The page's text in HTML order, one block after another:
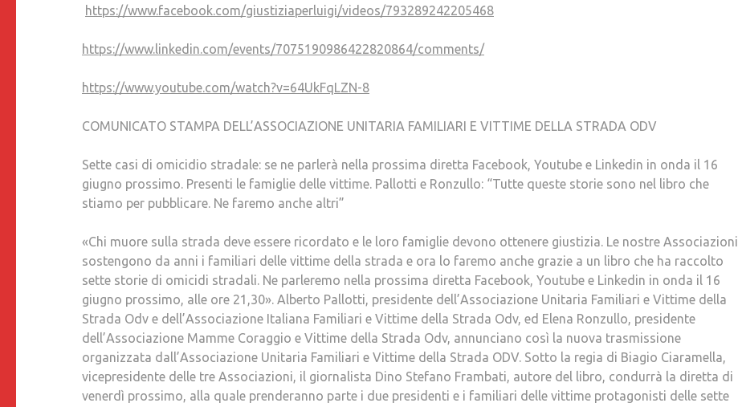
https://www.facebook.com/giustiziaperluigi/videos/793289242205468
https://www.linkedin.com/events/7075190986422820864/comments/
https://www.youtube.com/watch?v=64UkFqLZN-8
COMUNICATO STAMPA DELL’ASSOCIAZIONE UNITARIA FAMILIARI E VITTIME DELLA STRADA ODV
Sette casi di omicidio stradale: se ne parlerà nella prossima diretta Facebook, Youtube e Linkedin in onda il 16
giugno prossimo. Presenti le famiglie delle vittime. Pallotti e Ronzullo: “Tutte queste storie sono nel libro che
stiamo per pubblicare. Ne faremo anche altri”
«Chi muore sulla strada deve essere ricordato e le loro famiglie devono ottenere giustizia. Le nostre Associazioni
sostengono da anni i familiari delle vittime della strada e ora lo faremo anche grazie a un libro che ha raccolto
sette storie di omicidi stradali. Ne parleremo nella prossima diretta Facebook, Youtube e Linkedin in onda il 16
giugno prossimo, alle ore 21,30». Alberto Pallotti, presidente dell’Associazione Unitaria Familiari e Vittime della
Strada Odv e dell’Associazione Italiana Familiari e Vittime della Strada Odv, ed Elena Ronzullo, presidente
dell’Associazione Mamme Coraggio e Vittime della Strada Odv, annunciano così la nuova trasmissione
organizzata dall’Associazione Unitaria Familiari e Vittime della Strada ODV. Sotto la regia di Biagio Ciaramella,
vicepresidente delle tre Associazioni, il giornalista Dino Stefano Frambati, autore del libro, condurrà la diretta di
venerdì prossimo, alla quale prenderanno parte i due presidenti e i familiari delle vittime protagonisti delle sette